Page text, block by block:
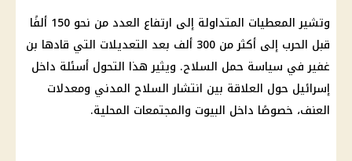
وتشير المعطيات المتداولة إلى ارتفاع العدد من نحو 150 ألفًا
قبل الحرب إلى أكثر من 300 ألف بعد التعديلات التي قادها بن
غفير في سياسة حمل السلاح. ويثير هذا التحول أسئلة داخل
إسرائيل حول العلاقة بين انتشار السلاح المدني ومعدلات
العنف، خصوصًا داخل البيوت والمجتمعات المحلية.